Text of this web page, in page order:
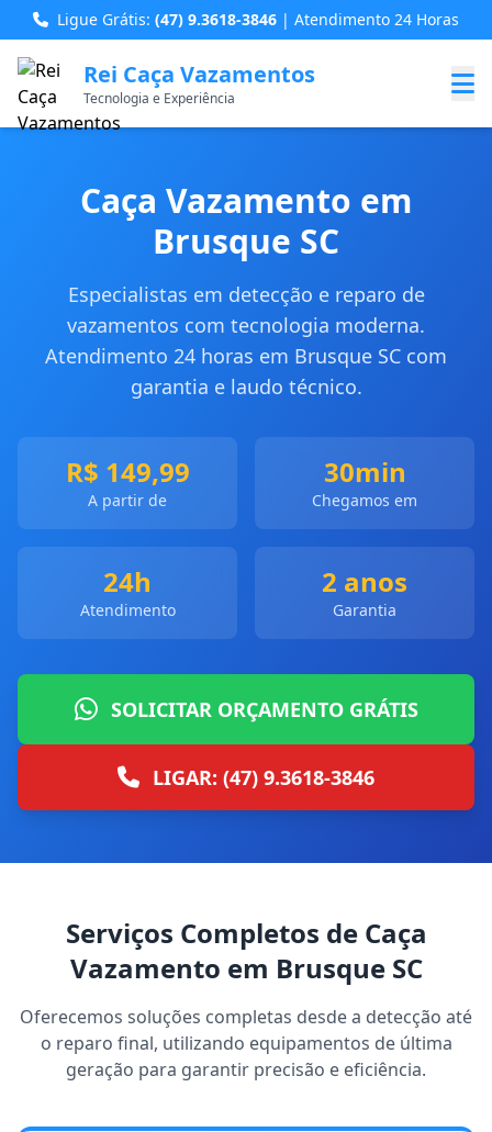
Ligue Grátis: (47) 9.3618-3846 | Atendimento 24 Horas
Rei Caça Vazamentos
Tecnologia e Experiência
Caça Vazamento em
Brusque SC
Especialistas em detecção e reparo de
vazamentos com tecnologia moderna.
Atendimento 24 horas em Brusque SC com
garantia e laudo técnico.
R$ 149,99
A partir de
30min
Chegamos em
24h
Atendimento
2 anos
Garantia
SOLICITAR ORÇAMENTO GRÁTIS
LIGAR: (47) 9.3618-3846
Serviços Completos de Caça
Vazamento em Brusque SC
Oferecemos soluções completas desde a detecção até
o reparo final, utilizando equipamentos de última
geração para garantir precisão e eficiência.